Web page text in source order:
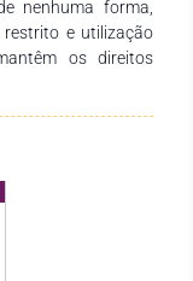
nenhuma forma,
e utilização
os direitos